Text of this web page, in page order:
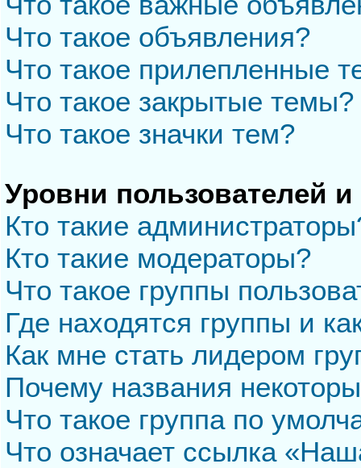
Что такое объявления?
Что такое прилепленные
Что такое закрытые темы?
Что такое значки тем?
Уровни пользователей
Кто такие
Кто такие модераторы?
Что такое группы
Где находятся группы и
Как мне стать лидером
Почему названия
Что такое группа по
Что означает ссылка